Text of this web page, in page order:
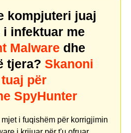
kompjuteri juaj
i infektuar me
Malware dhe
tjera? Skanoni
për
SpyHunter
i fuqishëm për korrigjimin